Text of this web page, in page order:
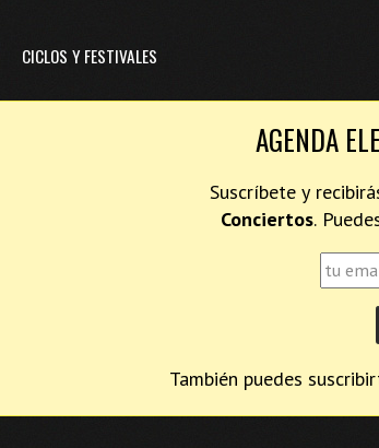
CICLOS Y FESTIVALES
AGENDA
Suscríbete y
Conciertos.
También puedes